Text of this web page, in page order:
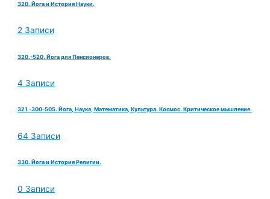
320. Йога и История Науки.
2 Записи
320.-520. Йога для Пенсионеров.
4 Записи
321.-300-505. Йога, Наука, Математика, Культура. Космос. Критическое мышление.
64 Записи
330. Йога и История Религии.
0 Записи